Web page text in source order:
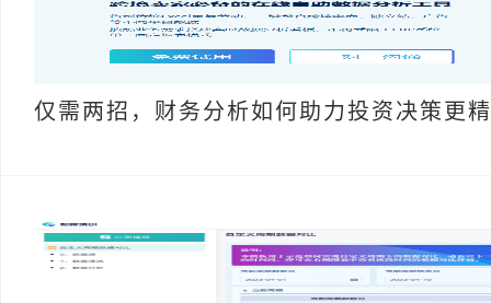
仅需两招，财务分析如何助力投资决策更